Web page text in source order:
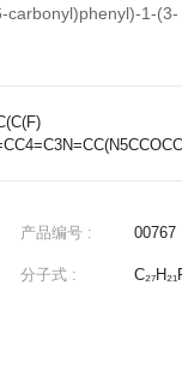
carbonyl)phenyl)-1-(3-
产品编号 : 00767
分子式 :